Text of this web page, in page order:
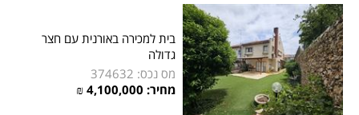
בית למכירה באורנית עם חצר
גדולה
מס נכס: 374632
מחיר: 4,100,000 ₪